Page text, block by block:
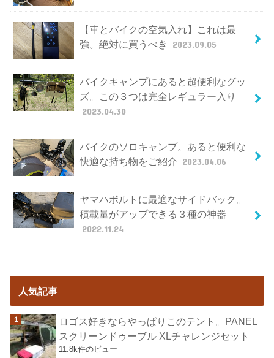
【車とバイクの空気入れ】これは最
強。絶対に買うべき
2023.09.05
バイクキャンプにあると超便利なグッ
ズ。この３つは完全レギュラー入り
2023.04.30
バイクのソロキャンプ。あると便利な
快適な持ち物をご紹介 2023.04.06
ヤマハボルトに最適なサイドバック。
積載量がアップできる３種の神器
2022.11.24
人気記事
ロゴス好きならやっぱりこのテント。PANEL
スクリーンドゥーブル XLチャレンジセット
11.8k件のビュー